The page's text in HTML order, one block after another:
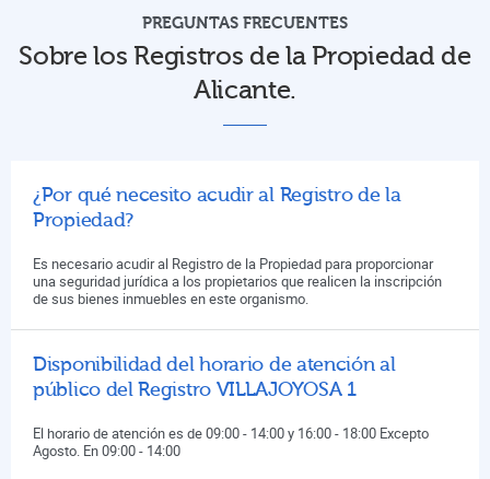
PREGUNTAS FRECUENTES
Sobre los Registros de la Propiedad de
Alicante.
¿Por qué necesito acudir al Registro de la
Propiedad?
Es necesario acudir al Registro de la Propiedad para proporcionar
una seguridad jurídica a los propietarios que realicen la inscripción
de sus bienes inmuebles en este organismo.
Disponibilidad del horario de atención al
público del Registro VILLAJOYOSA 1
El horario de atención es de 09:00 - 14:00 y 16:00 - 18:00 Excepto
Agosto. En 09:00 - 14:00